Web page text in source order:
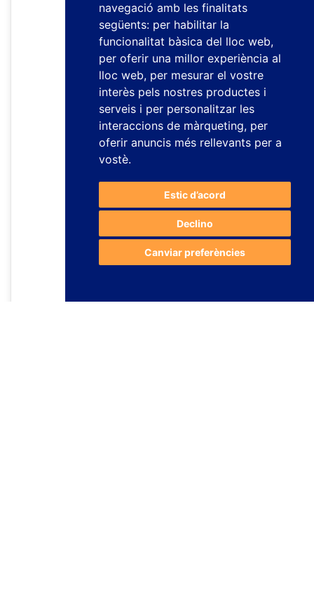
navegació amb les finalitats
següents: per habilitar la
funcionalitat bàsica del lloc web,
per oferir una millor experiència al
lloc web, per mesurar el vostre
interès pels nostres productes i
serveis i per personalitzar les
interaccions de màrqueting, per
oferir anuncis més rellevants per a
vostè.
Estic d’acord
Declino
Canviar preferències